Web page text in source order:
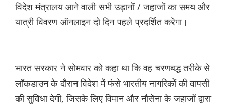
विदेश मंत्रालय आने वाली सभी उड़ानों / जहाजों का समय और
यात्री विवरण ऑनलाइन दो दिन पहले प्रदर्शित करेगा।
भारत सरकार ने सोमवार को कहा था कि वह चरणबद्ध तरीके से
लॉकडाउन के दौरान विदेश में फंसे भारतीय नागरिकों की वापसी
की सुविधा देगी, जिसके लिए विमान और नौसेना के जहाजों द्वारा